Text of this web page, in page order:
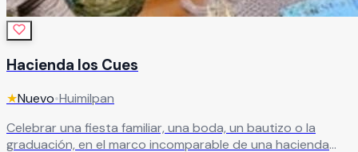
Hacienda los Cues
★Nuevo•Huimilpan
Celebrar una fiesta familiar, una boda, un bautizo o la
graduación, en el marco incomparable de una hacienda